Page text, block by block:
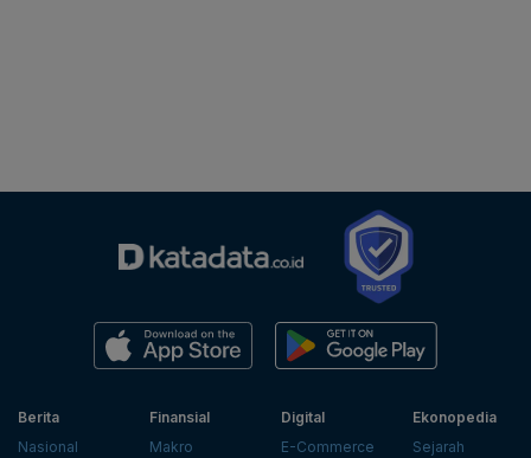
Berita
Nasional
Finansial
Makro
Digital
E-Commerce
Ekonopedia
Sejarah